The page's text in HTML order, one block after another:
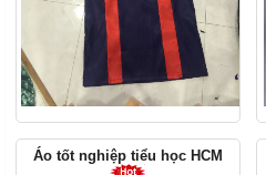
Áo tốt nghiệp tiểu học HCM